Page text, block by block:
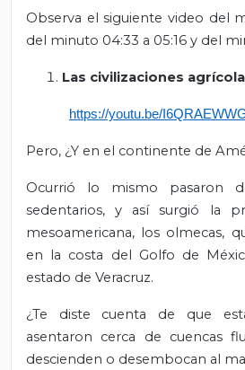
Observa el siguiente video del
del minuto 04:33 a 05:16 y del
Las civilizaciones
https://youtu.be/
Pero, ¿Y en el continente de
Ocurrió lo mismo pasaron
sedentarios, y así surgió la
mesoamericana, los olmecas,
en la costa del Golfo de
estado de Veracruz.
¿Te diste cuenta de que
asentaron cerca de cuencas
descienden o desembocan al